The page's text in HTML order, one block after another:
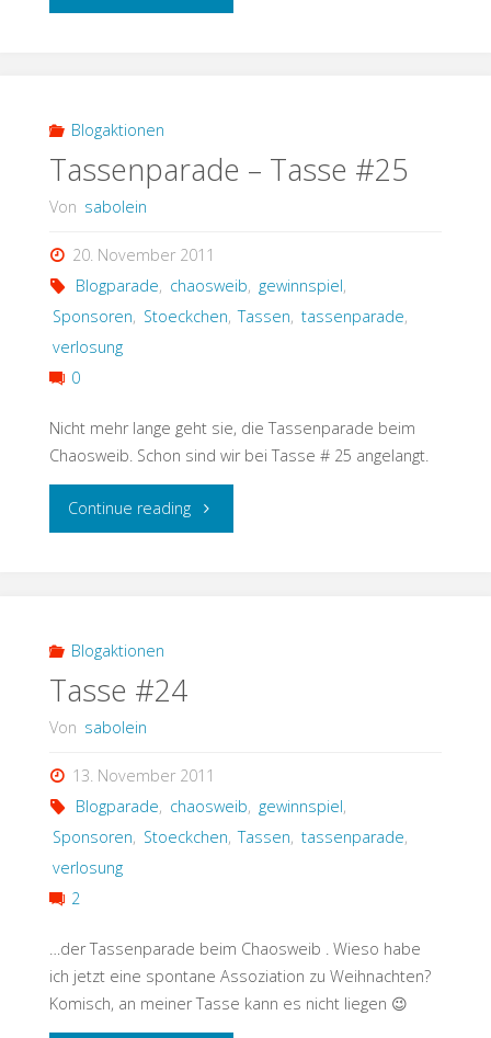
Tassenparade"
Blogaktionen
Tassenparade – Tasse #25
Von sabolein
20. November 2011
Blogparade, chaosweib, gewinnspiel,
Sponsoren, Stoeckchen, Tassen, tassenparade,
verlosung
0
Nicht mehr lange geht sie, die Tassenparade beim
Chaosweib. Schon sind wir bei Tasse # 25 angelangt.
Continue reading"Tassenparade
Blogaktionen
Tasse #24
Von sabolein
13. November 2011
Blogparade, chaosweib, gewinnspiel,
Sponsoren, Stoeckchen, Tassen, tassenparade,
verlosung
2
…der Tassenparade beim Chaosweib . Wieso habe
ich jetzt eine spontane Assoziation zu Weihnachten?
Komisch, an meiner Tasse kann es nicht liegen 😉